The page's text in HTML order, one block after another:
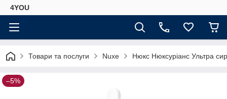
4YOU
Товари та послуги Nuxe Нюкс Нюксуріанс Ультра
–5%